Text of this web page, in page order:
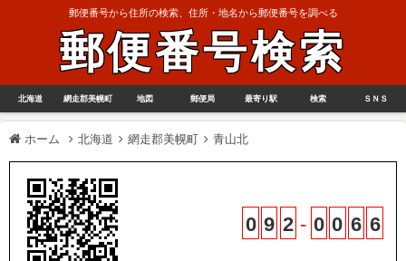
郵便番号から住所の検索、住所・地名から郵便番号を調べる
郵便番号検索
北海道 網走郡美幌町 地図 郵便局 最寄り駅 検索 ＳＮＳ
ホーム 北海道 網走郡美幌町 青山北
0 9 2 - 0 0 6 6